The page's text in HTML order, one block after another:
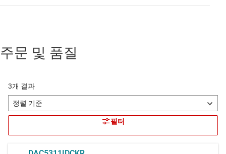
주문 및 품질